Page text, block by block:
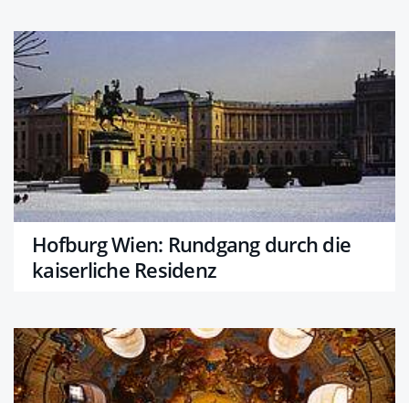
Hofburg Wien: Rundgang durch die
kaiserliche Residenz